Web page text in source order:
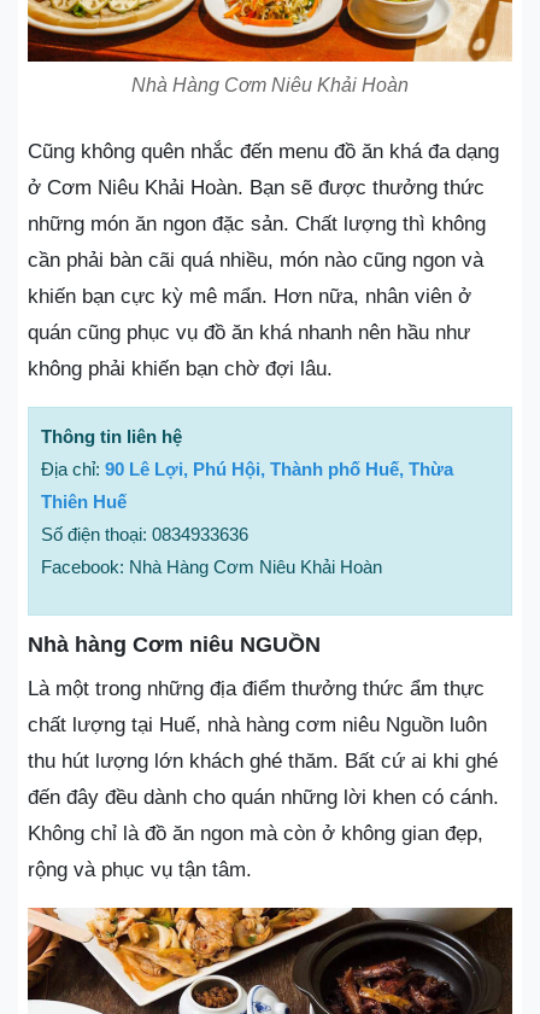
Nhà Hàng Cơm Niêu Khải Hoàn
Cũng không quên nhắc đến menu đồ ăn khá đa dạng
ở Cơm Niêu Khải Hoàn. Bạn sẽ được thưởng thức
những món ăn ngon đặc sản. Chất lượng thì không
cần phải bàn cãi quá nhiều, món nào cũng ngon và
khiến bạn cực kỳ mê mẩn. Hơn nữa, nhân viên ở
quán cũng phục vụ đồ ăn khá nhanh nên hầu như
không phải khiến bạn chờ đợi lâu.
Thông tin liên hệ
Địa chỉ: 90 Lê Lợi, Phú Hội, Thành phố Huế, Thừa
Thiên Huế
Số điện thoại: 0834933636
Facebook: Nhà Hàng Cơm Niêu Khải Hoàn
Nhà hàng Cơm niêu NGUỒN
Là một trong những địa điểm thưởng thức ẩm thực
chất lượng tại Huế, nhà hàng cơm niêu Nguồn luôn
thu hút lượng lớn khách ghé thăm. Bất cứ ai khi ghé
đến đây đều dành cho quán những lời khen có cánh.
Không chỉ là đồ ăn ngon mà còn ở không gian đẹp,
rộng và phục vụ tận tâm.